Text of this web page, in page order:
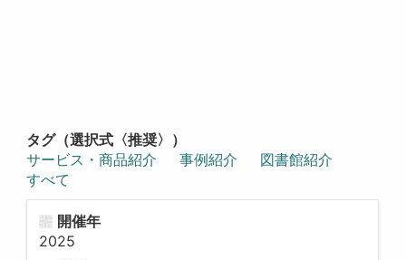
タグ（選択式〈推奨〉）
サービス・商品紹介
事例紹介
図書館紹介
すべて
開催年
2025